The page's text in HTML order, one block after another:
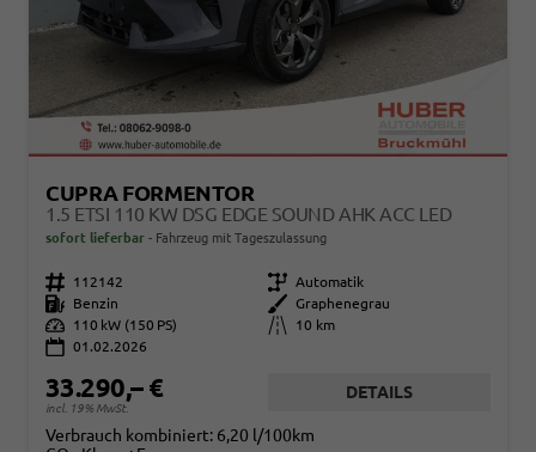
CUPRA FORMENTOR
1.5 ETSI 110 KW DSG EDGE SOUND AHK ACC LED
sofort lieferbar Fahrzeug mit Tageszulassung
Fahrzeugnr. 112142 Getriebe Automatik
Kraftstoff
Benzin Außenfarbe
Graphenegrau
Leistung
110 kW (150 PS) Kilometerstand
10 km
01.02.2026
33.290,– €
incl. 19% MwSt.
DETAILS
Verbrauch kombiniert: 6,20 l/100km